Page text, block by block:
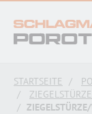
text.skipToContent
STARTSEITE